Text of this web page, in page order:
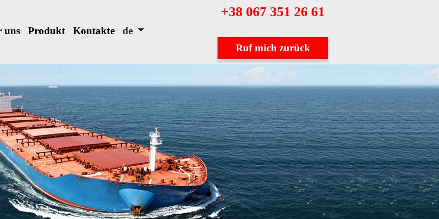
uns Produkt Kontakte de
+38 067 351 26 61
Ruf mich zurück